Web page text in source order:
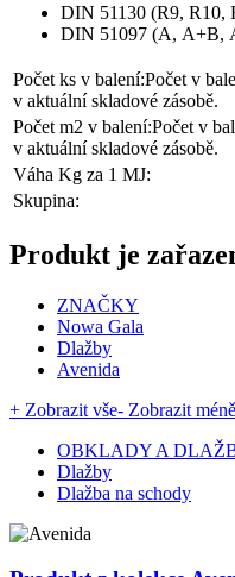
DIN 51130 (R9, R10,
DIN 51097 (A, A+B,
Počet ks v balení:Počet v
v aktuální skladové zásobě.
Počet m2 v balení:Počet v
v aktuální skladové zásobě.
Váha Kg za 1 MJ:
Skupina:
Produkt je
ZNAČKY
Nowa Gala
Dlažby
Avenida
+ Zobrazit vše- Zobrazit méně
OBKLADY A
Dlažby
Dlažba na schody